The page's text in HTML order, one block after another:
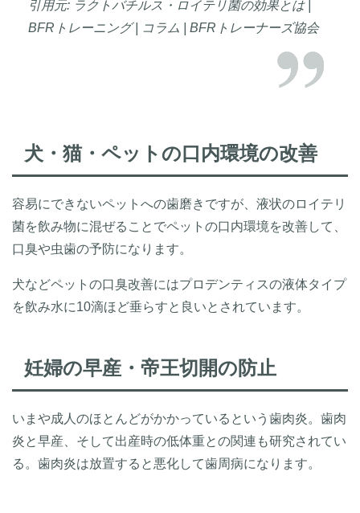
引用元: ラクトバチルス・ロイテリ菌の効果とは |
BFRトレーニング | コラム | BFRトレーナーズ協会
犬・猫・ペットの口内環境の改善
容易にできないペットへの歯磨きですが、液状のロイテリ
菌を飲み物に混ぜることでペットの口内環境を改善して、
口臭や虫歯の予防になります。
犬などペットの口臭改善にはプロデンティスの液体タイプ
を飲み水に10滴ほど垂らすと良いとされています。
妊婦の早産・帝王切開の防止
いまや成人のほとんどがかかっているという歯肉炎。歯肉
炎と早産、そして出産時の低体重との関連も研究されてい
る。歯肉炎は放置すると悪化して歯周病になります。